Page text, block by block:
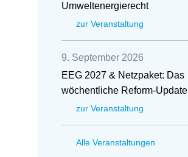
Umweltenergierecht
zur Veranstaltung
9. September 2026
EEG 2027 & Netzpaket: Das
wöchentliche Reform-Update
zur Veranstaltung
Alle Veranstaltungen